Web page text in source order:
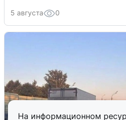
На информационном
5 августа 0